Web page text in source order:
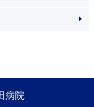
病院